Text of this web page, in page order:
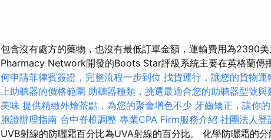
包含沒有處方的藥物，也沒有最低訂單金額，運輸費用為2390
Pharmacy Network開發的Boots Star評級系統主要在英格蘭傳
何申請菲律賓簽證，完整流程一步到位 找貨運行，讓您的貨物運
上助聽器的價格範圍 助聽器種類，挑選最適合您的助聽器型號與
美味 提供精緻外燴茶點，為您的聚會增色不少 牙齒矯正，讓你
胞證辦理指南 台中脊椎調整 專業CPA Firm服務介紹 社團法人登
UVB射線的防曬霜百分比為UVA射線的百分比。 化學防曬霜的